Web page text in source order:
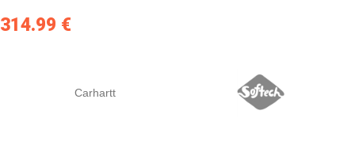
314.99 €
Carhartt